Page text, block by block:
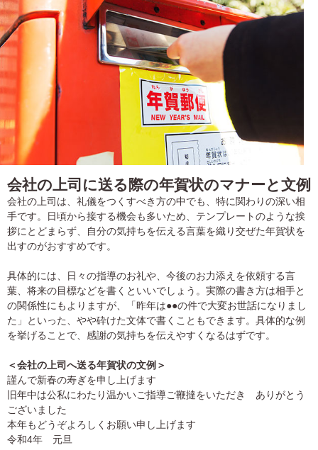
会社の上司に送る際の年賀状のマナーと文例
会社の上司は、礼儀をつくすべき方の中でも、特に関わりの深い相
手です。日頃から接する機会も多いため、テンプレートのような挨
拶にとどまらず、自分の気持ちを伝える言葉を織り交ぜた年賀状を
出すのがおすすめです。
具体的には、日々の指導のお礼や、今後のお力添えを依頼する言
葉、将来の目標などを書くといいでしょう。実際の書き方は相手と
の関係性にもよりますが、「昨年は●●の件で大変お世話になりまし
た」といった、やや砕けた文体で書くこともできます。具体的な例
を挙げることで、感謝の気持ちを伝えやすくなるはずです。
＜会社の上司へ送る年賀状の文例＞
謹んで新春の寿ぎを申し上げます
旧年中は公私にわたり温かいご指導ご鞭撻をいただき ありがとう
ございました
本年もどうぞよろしくお願い申し上げます
令和4年 元旦